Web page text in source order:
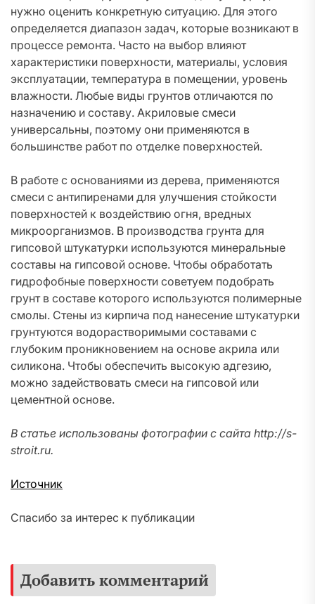
нужно оценить конкретную ситуацию. Для этого
определяется диапазон задач, которые возникают в
процессе ремонта. Часто на выбор влияют
характеристики поверхности, материалы, условия
эксплуатации, температура в помещении, уровень
влажности. Любые виды грунтов отличаются по
назначению и составу. Акриловые смеси
универсальны, поэтому они применяются в
большинстве работ по отделке поверхностей.
В работе с основаниями из дерева, применяются
смеси с антипиренами для улучшения стойкости
поверхностей к воздействию огня, вредных
микроорганизмов. В производства грунта для
гипсовой штукатурки используются минеральные
составы на гипсовой основе. Чтобы обработать
гидрофобные поверхности советуем подобрать
грунт в составе которого используются полимерные
смолы. Стены из кирпича под нанесение штукатурки
грунтуются водорастворимыми составами с
глубоким проникновением на основе акрила или
силикона. Чтобы обеспечить высокую адгезию,
можно задействовать смеси на гипсовой или
цементной основе.
В статье использованы фотографии с сайта http://s-
stroit.ru.
Источник
Спасибо за интерес к публикации
Добавить комментарий